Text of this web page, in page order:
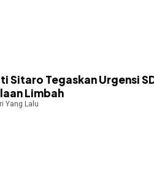
Sitaro Tegaskan Urgensi
Limbah
Yang Lalu